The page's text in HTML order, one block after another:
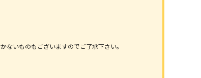
いものもございますのでご了承下さい。